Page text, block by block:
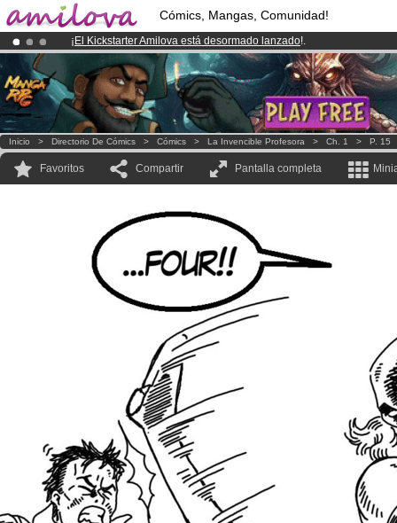
Cómics, Mangas, Comunidad!
¡ El Kickstarter Amilova está desormado lanzado!.
¡Conviertete en Premium por3.95 eurosal mes!Hazte Premium ya
¡Ya tenemos 100000miembrosy 1000 Cómics y Mangas!.
Inicio > Directorio De Cómics > Cómics > La Invencible Profesora > Ch. 1 > P. 15
Favoritos Compartir Pantalla completa